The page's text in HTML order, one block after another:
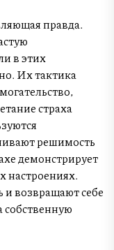
правда.
в этих
Их тактика
страха
решимость
демонстрирует
настроениях.
возвращают себе
собственную